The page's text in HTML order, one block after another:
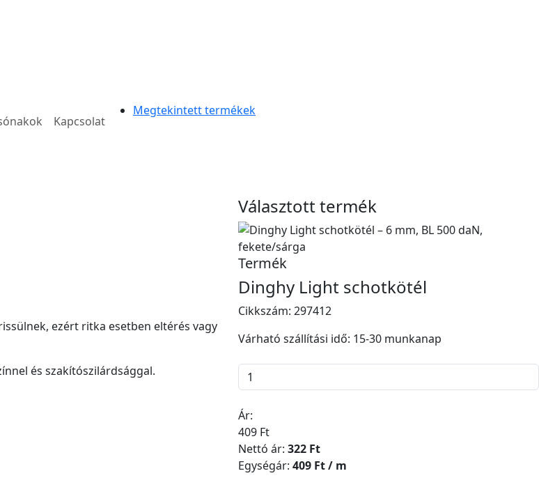
Kapcsolat
Megtekintett termékek
ezért ritka esetben eltérés vagy
és szakítószilárdsággal.
Választott termék
Termék
Dinghy Light schotkötél
Cikkszám: 297412
Várható szállítási idő: 15-30 munkanap
Ár:
409 Ft
Nettó ár: 322 Ft
Egységár: 409 Ft / m